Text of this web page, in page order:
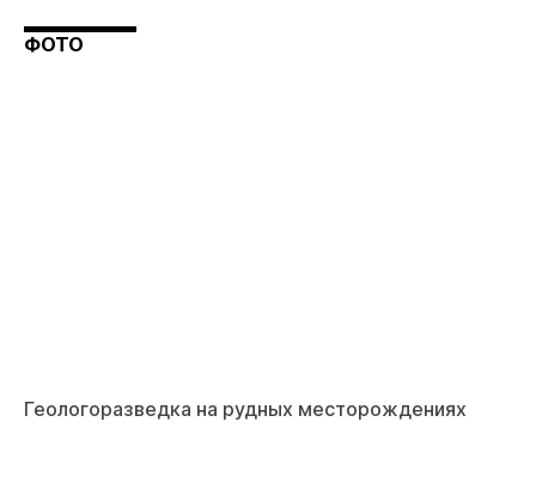
ФОТО
Геологоразведка на рудных месторождениях